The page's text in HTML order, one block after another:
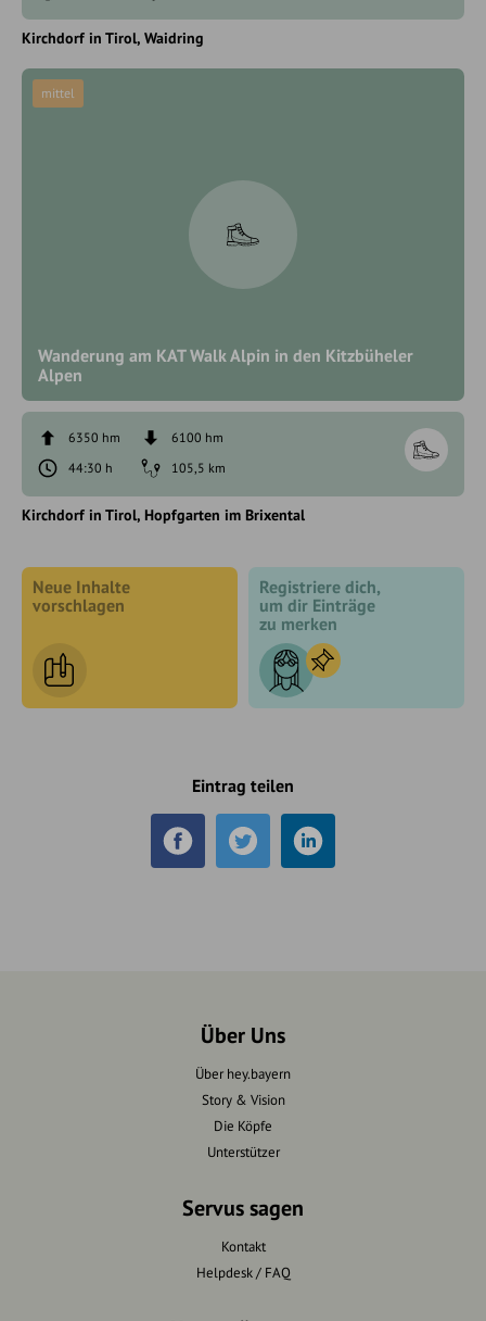
Kirchdorf in Tirol Waidring
Wanderung am KAT Walk Alpin in den Kitzbüheler
Alpen
mittel
6350 hm
6100 hm
44:30 h
105,5 km
Kirchdorf in Tirol Hopfgarten im Brixental
Neue Inhalte
vorschlagen
Registriere dich,
um dir Einträge
zu merken
Eintrag teilen
Über Uns
Über hey.bayern
Story & Vision
Die Köpfe
Unterstützer
Servus sagen
Kontakt
Helpdesk / FAQ